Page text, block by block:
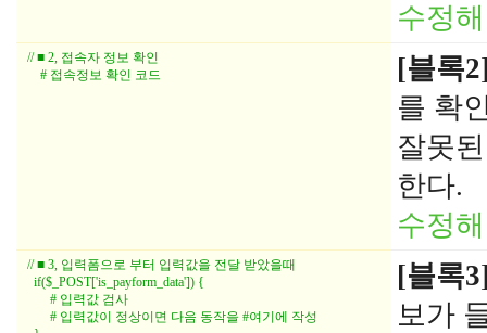
수정
// ■ 2, 접속자 정보 확인
# 접속정보 확인 코드
[블록
를 확
잘못
한다.
수정
// ■ 3, 입력폼으로 부터 입력값을 전달 받았을때
  if($_POST['is_payform_data']) {
       # 입력값 검사
       # 입력값이 정상이면 다음 동작을 #여기에 작성
[블록
보가